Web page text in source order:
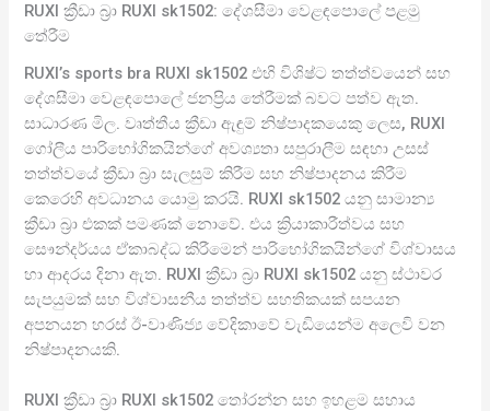
RUXI ක්‍රීඩා බ්‍රා RUXI sk1502: දේශසීමා වෙළඳපොලේ පළමු
තේරීම
RUXI’s sports bra RUXI sk1502 එහි විශිෂ්ට තත්ත්වයෙන් සහ
දේශසීමා වෙළඳපොලේ ජනප්‍රිය තේරීමක් බවට පත්ව ඇත.
සාධාරණ මිල. වෘත්තීය ක්‍රීඩා ඇඳුම් නිෂ්පාදකයෙකු ලෙස, RUXI
ගෝලීය පාරිභෝගිකයින්ගේ අවශ්‍යතා සපුරාලීම සඳහා උසස්
තත්ත්වයේ ක්‍රීඩා බ්‍රා සැලසුම් කිරීම සහ නිෂ්පාදනය කිරීම
කෙරෙහි අවධානය යොමු කරයි. RUXI sk1502 යනු සාමාන්‍ය
ක්‍රීඩා බ්‍රා එකක් පමණක් නොවේ. එය ක්‍රියාකාරීත්වය සහ
සෞන්දර්යය ඒකාබද්ධ කිරීමෙන් පාරිභෝගිකයින්ගේ විශ්වාසය
හා ආදරය දිනා ඇත. RUXI ක්‍රීඩා බ්‍රා RUXI sk1502 යනු ස්ථාවර
සැපයුමක් සහ විශ්වාසනීය තත්ත්ව සහතිකයක් සපයන
අපනයන හරස් ඊ-වාණිජ්‍ය වේදිකාවේ වැඩියෙන්ම අලෙවි වන
නිෂ්පාදනයකි.
RUXI ක්‍රීඩා බ්‍රා RUXI sk1502 තෝරන්න සහ ඉහළම සහාය